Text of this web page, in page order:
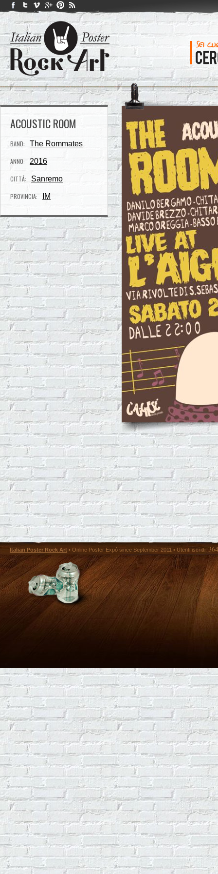
ACOUSTIC ROOM
BAND: The Rommates
ANNO: 2016
CITTÁ: Sanremo
PROVINCIA: IM
Italian Poster Rock Art • Online Poster Expó since September 2011 • Utenti iscritti: 364